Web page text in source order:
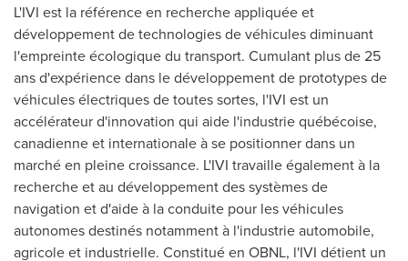
L'IVI est la référence en recherche appliquée et
développement de technologies de véhicules diminuant
l'empreinte écologique du transport. Cumulant plus de 25
ans d'expérience dans le développement de prototypes de
véhicules électriques de toutes sortes, l'IVI est un
accélérateur d'innovation qui aide l'industrie québécoise,
canadienne et internationale à se positionner dans un
marché en pleine croissance. L'IVI travaille également à la
recherche et au développement des systèmes de
navigation et d'aide à la conduite pour les véhicules
autonomes destinés notamment à l'industrie automobile,
agricole et industrielle. Constitué en OBNL, l'IVI détient un